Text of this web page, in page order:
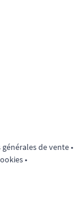
de vente•
•